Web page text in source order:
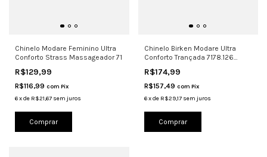
Chinelo Modare Feminino Ultra
Conforto Strass Massageador 71
R$129,99
R$116,99 com Pix
6xde R$21,67 sem juros
Comprar
Chinelo Birken Modare Ultra
Conforto Trançada 7178.126
R$174,99
R$157,49 com Pix
6 xde R$29,17 sem juros
Comprar